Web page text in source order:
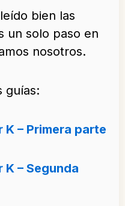
bien las
un solo paso en
nosotros.
guías:
K – Primera parte
K – Segunda